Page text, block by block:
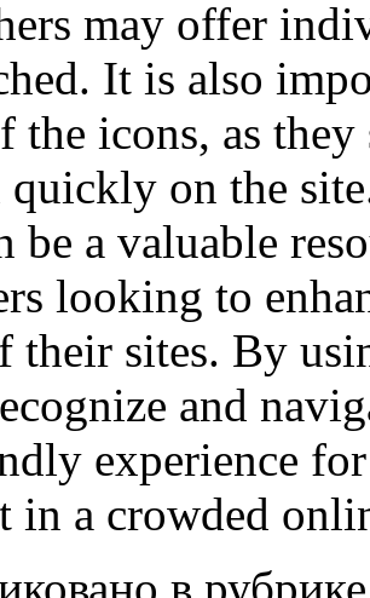
may offer
It is also
the icons, as
quickly on the
be a valuable
looking to
their sites. By
and
experience
in a crowded
в